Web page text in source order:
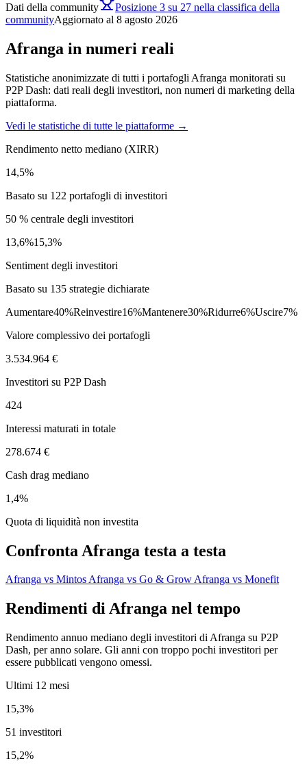
Dati della community
Posizione 3 su 27 nella classifica della
communityAggiornato al 8 agosto 2026
Afranga in numeri reali
Statistiche anonimizzate di tutti i portafogli Afranga monitorati su
P2P Dash: dati reali degli investitori, non numeri di marketing della
piattaforma.
Vedi le statistiche di tutte le piattaforme →
Rendimento netto mediano (XIRR)
14,5%
Basato su 122 portafogli di investitori
50 % centrale degli investitori
13,6%15,3%
Sentiment degli investitori
Basato su 135 strategie dichiarate
Aumentare40%Reinvestire16%Mantenere30%Ridurre6%Uscire7%
Valore complessivo dei portafogli
3.534.964 €
Investitori su P2P Dash
424
Interessi maturati in totale
278.674 €
Cash drag mediano
1,4%
Quota di liquidità non investita
Confronta Afranga testa a testa
Afranga vs MintosAfranga vs Go & GrowAfranga vs Monefit
Rendimenti di Afranga nel tempo
Rendimento annuo mediano degli investitori di Afranga su P2P
Dash, per anno solare. Gli anni con troppo pochi investitori per
essere pubblicati vengono omessi.
Ultimi 12 mesi
15,3%
51 investitori
15,2%